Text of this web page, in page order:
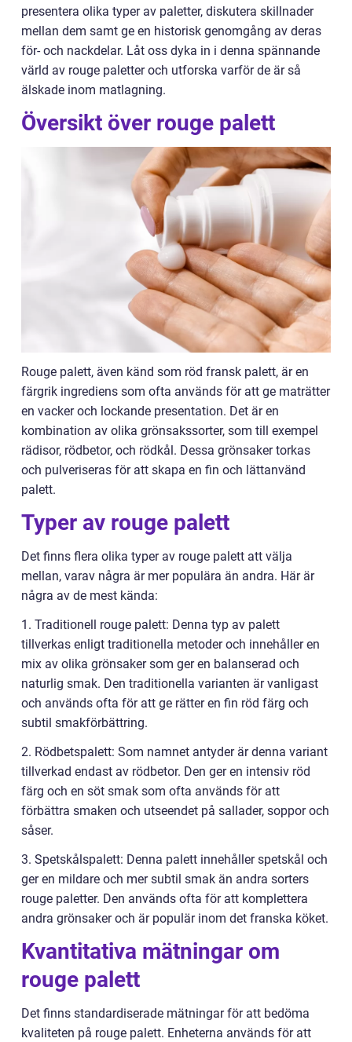
presentera olika typer av paletter, diskutera skillnader
mellan dem samt ge en historisk genomgång av deras
för- och nackdelar. Låt oss dyka in i denna spännande
värld av rouge paletter och utforska varför de är så
älskade inom matlagning.
Översikt över rouge palett
Rouge palett, även känd som röd fransk palett, är en
färgrik ingrediens som ofta används för att ge maträtter
en vacker och lockande presentation. Det är en
kombination av olika grönsakssorter, som till exempel
rädisor, rödbetor, och rödkål. Dessa grönsaker torkas
och pulveriseras för att skapa en fin och lättanvänd
palett.
Typer av rouge palett
Det finns flera olika typer av rouge palett att välja
mellan, varav några är mer populära än andra. Här är
några av de mest kända:
1. Traditionell rouge palett: Denna typ av palett
tillverkas enligt traditionella metoder och innehåller en
mix av olika grönsaker som ger en balanserad och
naturlig smak. Den traditionella varianten är vanligast
och används ofta för att ge rätter en fin röd färg och
subtil smakförbättring.
2. Rödbetspalett: Som namnet antyder är denna variant
tillverkad endast av rödbetor. Den ger en intensiv röd
färg och en söt smak som ofta används för att
förbättra smaken och utseendet på sallader, soppor och
såser.
3. Spetskålspalett: Denna palett innehåller spetskål och
ger en mildare och mer subtil smak än andra sorters
rouge paletter. Den används ofta för att komplettera
andra grönsaker och är populär inom det franska köket.
Kvantitativa mätningar om
rouge palett
Det finns standardiserade mätningar för att bedöma
kvaliteten på rouge palett. Enheterna används för att